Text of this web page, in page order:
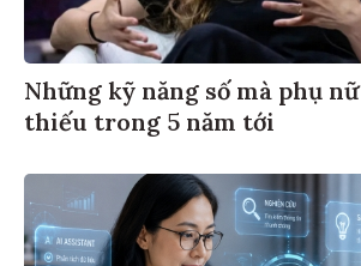
Những kỹ năng số mà phụ
thiếu trong 5 năm tới